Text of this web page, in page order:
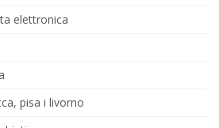
elettronica
pisa i livorno